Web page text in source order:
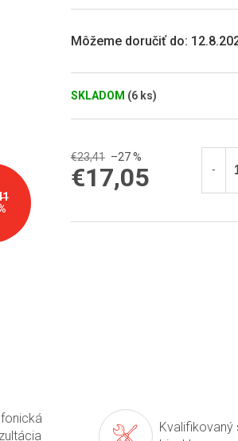
SKLADOM (6 ks)
Môžeme doručiť do:
5
€23,41 –27 %
€17,05
Kvalifikovaný